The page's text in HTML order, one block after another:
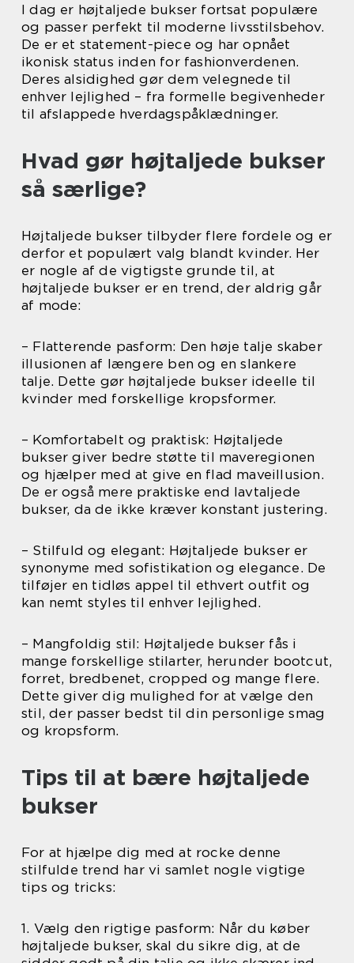
I dag er højtaljede bukser fortsat populære
og passer perfekt til moderne livsstilsbehov.
De er et statement-piece og har opnået
ikonisk status inden for fashionverdenen.
Deres alsidighed gør dem velegnede til
enhver lejlighed – fra formelle begivenheder
til afslappede hverdagspåklædninger.
Hvad gør højtaljede bukser
så særlige?
Højtaljede bukser tilbyder flere fordele og er
derfor et populært valg blandt kvinder. Her
er nogle af de vigtigste grunde til, at
højtaljede bukser er en trend, der aldrig går
af mode:
– Flatterende pasform: Den høje talje skaber
illusionen af længere ben og en slankere
talje. Dette gør højtaljede bukser ideelle til
kvinder med forskellige kropsformer.
– Komfortabelt og praktisk: Højtaljede
bukser giver bedre støtte til maveregionen
og hjælper med at give en flad maveillusion.
De er også mere praktiske end lavtaljede
bukser, da de ikke kræver konstant justering.
– Stilfuld og elegant: Højtaljede bukser er
synonyme med sofistikation og elegance. De
tilføjer en tidløs appel til ethvert outfit og
kan nemt styles til enhver lejlighed.
– Mangfoldig stil: Højtaljede bukser fås i
mange forskellige stilarter, herunder bootcut,
forret, bredbenet, cropped og mange flere.
Dette giver dig mulighed for at vælge den
stil, der passer bedst til din personlige smag
og kropsform.
Tips til at bære højtaljede
bukser
For at hjælpe dig med at rocke denne
stilfulde trend har vi samlet nogle vigtige
tips og tricks:
1. Vælg den rigtige pasform: Når du køber
højtaljede bukser, skal du sikre dig, at de